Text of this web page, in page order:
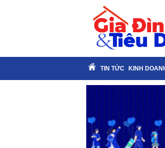
TIN TỨC KINH